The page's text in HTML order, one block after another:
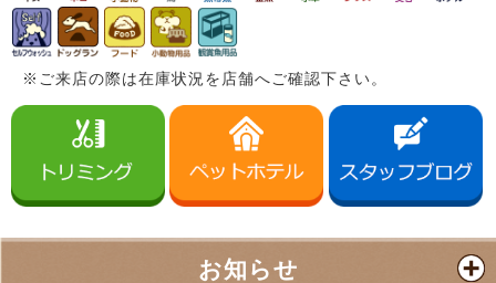
※ご来店の際は在庫状況を店舗へご確認下さい。
お知らせ